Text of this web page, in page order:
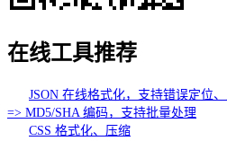
在线工具推荐
JSON 在线格式化，支持错误定位
=> MD5/SHA 编码，支持批量处理
CSS 格式化、压缩